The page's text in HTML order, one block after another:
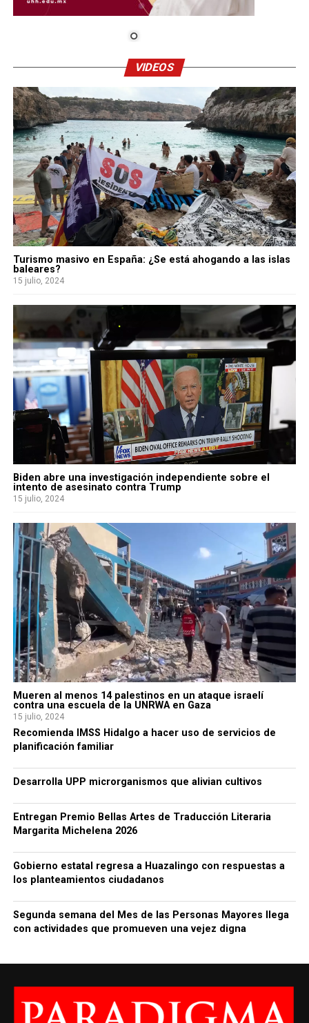
VIDEOS
Turismo masivo en España: ¿Se está ahogando a las islas
baleares?
15 julio, 2024
Biden abre una investigación independiente sobre el
intento de asesinato contra Trump
15 julio, 2024
Mueren al menos 14 palestinos en un ataque israelí
contra una escuela de la UNRWA en Gaza
15 julio, 2024
Recomienda IMSS Hidalgo a hacer uso de servicios de
planificación familiar
Desarrolla UPP microrganismos que alivian cultivos
Entregan Premio Bellas Artes de Traducción Literaria
Margarita Michelena 2026
Gobierno estatal regresa a Huazalingo con respuestas a
los planteamientos ciudadanos
Segunda semana del Mes de las Personas Mayores llega
con actividades que promueven una vejez digna